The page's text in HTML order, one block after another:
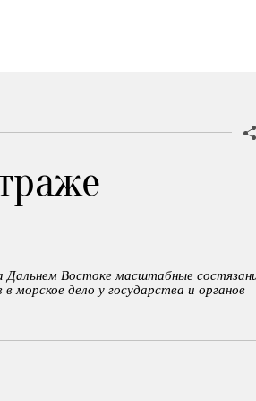
Дальнем Востоке масштабные
морское дело у государства и органов